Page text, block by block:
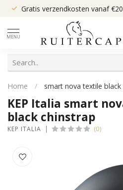
Gratis verzendkosten vanaf
MENU
Home / smart nova textile
KEP Italia smart
black chinstrap
KEP ITALIA (0)